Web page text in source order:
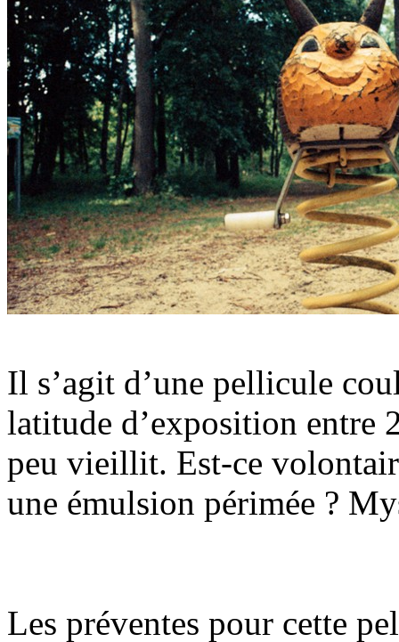
Il s’agit d’une pellicule
latitude d’exposition entre
peu vieillit. Est-ce
une émulsion périmée ?
Les préventes pour cette